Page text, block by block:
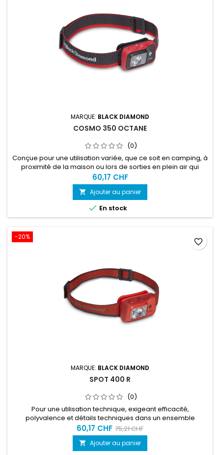
MARQUE: BLACK DIAMOND
COSMO 350 OCTANE
(0)
Conçue pour une utilisation variée, que ce soit en camping, à
proximité de la maison ou lors de sorties en plein air qui
exigent une lampe simple dotée d'un faisceau polyvalent
ainsi que d’une vision nocturne. L’utilisateur dispose d’une
source d'alimentation et apprécie de pouvoir recharger la
lampe afin d’anticiper ses sorties avec une pile totalement...
60,17 CHF
 Ajouter au panier
 En stock
-20%
MARQUE: BLACK DIAMOND
SPOT 400 R
(0)
Pour une utilisation technique, exigeant efficacité,
polyvalence et détails techniques dans un ensemble
compact. L’utilisateur dispose d’une source d'alimentation et
apprécie de pouvoir recharger la lampe afin d’anticiper ses
courses en montagne avec une pile totalement chargée et
60,17 CHF 75,21 CHF
 Ajouter au panier
favorite_border